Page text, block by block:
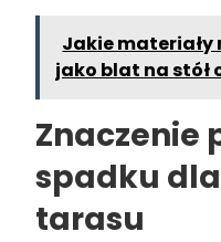
Jakie materiały
jako blat na stół
Znaczenie
spadku
tarasu